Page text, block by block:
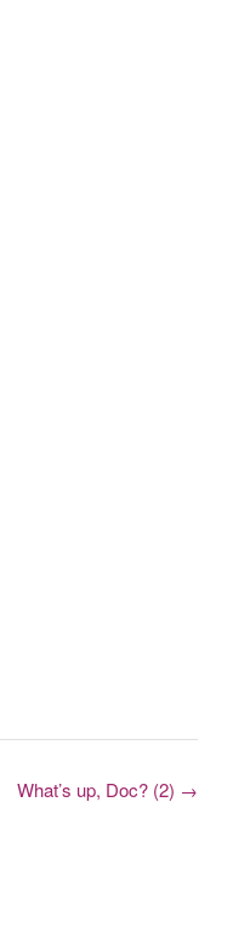
What’s up, Doc? (2) →